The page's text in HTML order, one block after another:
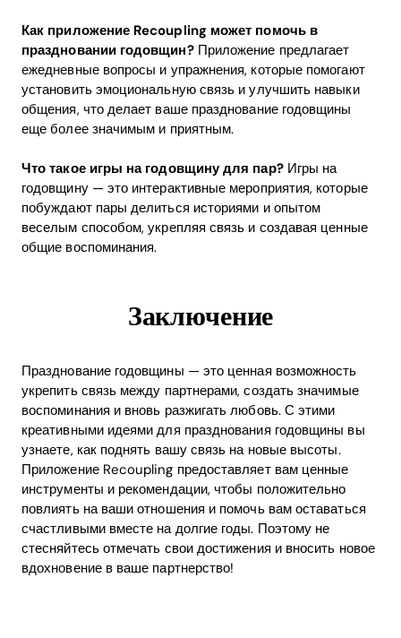
Как приложение Recoupling может помочь в
праздновании годовщин?Приложение предлагает
ежедневные вопросы и упражнения, которые помогают
установить эмоциональную связь и улучшить навыки
общения, что делает ваше празднование годовщины
еще более значимым и приятным.
Что такое игры на годовщину для пар?Игры на
годовщину — это интерактивные мероприятия, которые
побуждают пары делиться историями и опытом
веселым способом, укрепляя связь и создавая ценные
общие воспоминания.
Заключение
Празднование годовщины — это ценная возможность
укрепить связь между партнерами, создать значимые
воспоминания и вновь разжигать любовь. С этими
креативными идеями для празднования годовщины вы
узнаете, как поднять вашу связь на новые высоты.
Приложение Recoupling предоставляет вам ценные
инструменты и рекомендации, чтобы положительно
повлиять на ваши отношения и помочь вам оставаться
счастливыми вместе на долгие годы. Поэтому не
стесняйтесь отмечать свои достижения и вносить новое
вдохновение в ваше партнерство!